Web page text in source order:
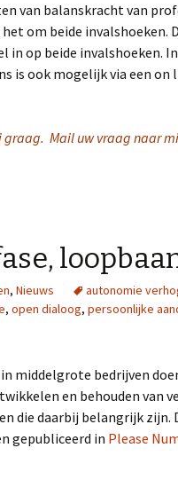
van balanskracht van
om beide invalshoeken.
in op beide invalshoeken.
is ook mogelijk via een
Mail uw vraag naar
, Nieuws autonomie
, open dialoog, persoonlijke
middelgrote bedrijven
en behouden van
die daarbij belangrijk zijn.
gepubliceerd in Please